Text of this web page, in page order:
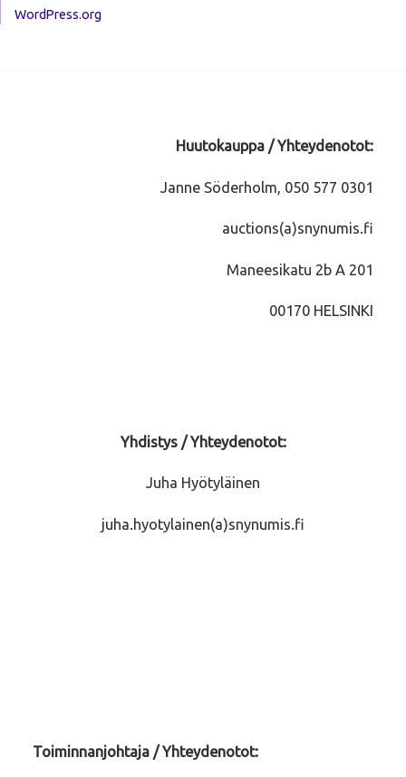
WordPress.org
Huutokauppa / Yhteydenotot:
Janne Söderholm, 050 577 0301
auctions(a)snynumis.fi
Maneesikatu 2b A 201
00170 HELSINKI
Yhdistys / Yhteydenotot:
Juha Hyötyläinen
juha.hyotylainen(a)snynumis.fi
Toiminnanjohtaja / Yhteydenotot: